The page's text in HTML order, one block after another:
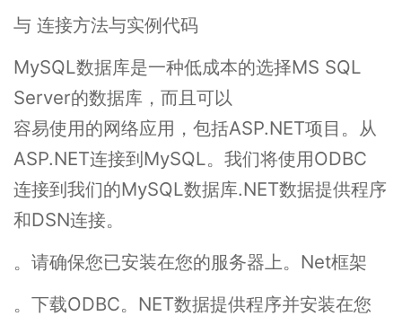
与 连接方法与实例代码
MySQL数据库是一种低成本的选择MS SQL
Server的数据库，而且可以
容易使用的网络应用，包括ASP.NET项目。从
ASP.NET连接到MySQL。我们将使用ODBC
连接到我们的MySQL数据库.NET数据提供程序
和DSN连接。
。请确保您已安装在您的服务器上。Net框架
。下载ODBC。NET数据提供程序并安装在您